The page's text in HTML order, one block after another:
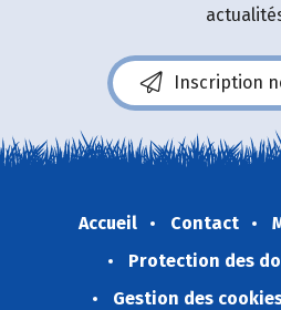
Inscription
Accueil Contact
Protection des
Gestion des